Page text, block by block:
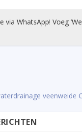
via WhatsApp! Voeg
veenweide